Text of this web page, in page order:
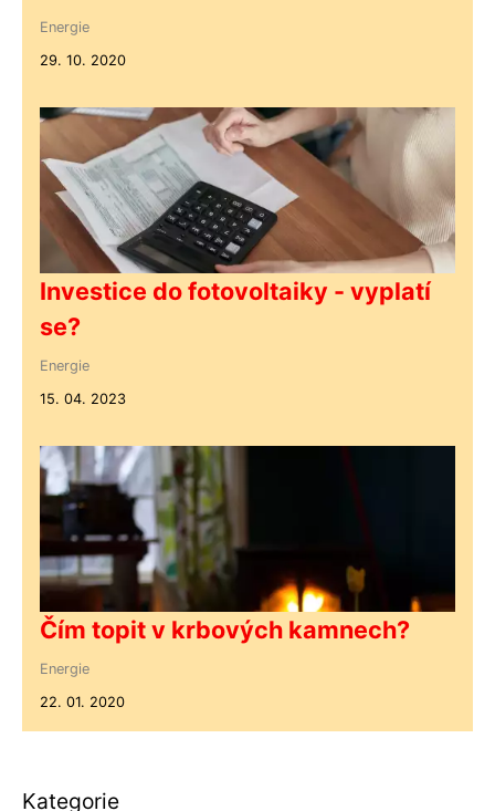
Energie
29. 10. 2020
Investice do fotovoltaiky - vyplatí
se?
Energie
15. 04. 2023
Čím topit v krbových kamnech?
Energie
22. 01. 2020
Kategorie